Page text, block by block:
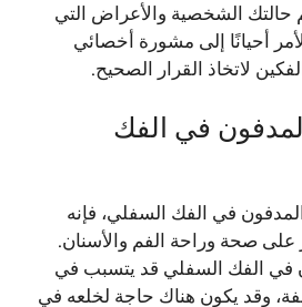
حالتك الشخصية والأعراض التي
أحيانًا إلى مشورة أخصائي
لاتخاذ القرار الصحيح.
في الفك
في الفك السفلي، فإنه
على صحة وراحة الفم والأسنان.
الفك السفلي قد يتسبب في
وقد يكون هناك حاجة لخلعه في